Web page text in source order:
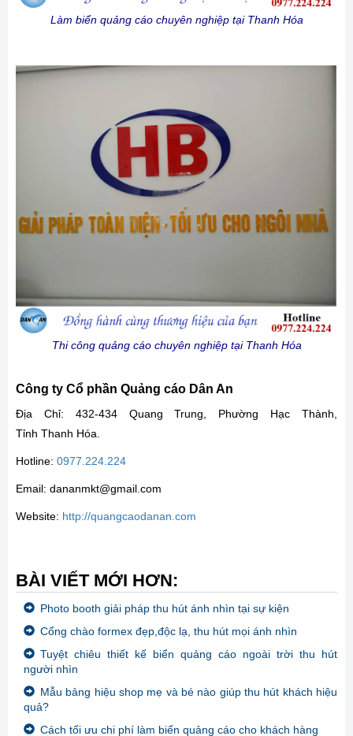
Làm biển quảng cáo chuyên nghiệp tại Thanh Hóa
Thi công quảng cáo chuyên nghiệp tại Thanh Hóa
Công ty Cổ phần Quảng cáo Dân An
Địa Chỉ: 432-434 Quang Trung, Phường Hạc Thành,
Tỉnh Thanh Hóa.
Hotline: 0977.224.224
Email: dananmkt@gmail.com
Website: http://quangcaodanan.com
BÀI VIẾT MỚI HƠN:
Photo booth giải pháp thu hút ánh nhìn tại sự kiện
Cổng chào formex đẹp,độc lạ, thu hút mọi ánh nhìn
Tuyệt chiêu thiết kế biển quảng cáo ngoài trời thu hút
người nhìn
Mẫu bảng hiệu shop mẹ và bé nào giúp thu hút khách hiệu
quả?
Cách tối ưu chi phí làm biển quảng cáo cho khách hàng